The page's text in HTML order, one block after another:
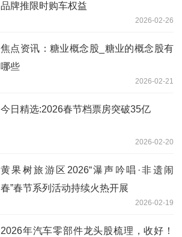
品牌推限时购车权益
2026-02-26
焦点资讯：糖业概念股_糖业的概念股有
哪些
2026-02-21
今日精选:2026春节档票房突破35亿
2026-02-20
黄果树旅游区2026“瀑声吟唱·非遗闹
春”春节系列活动持续火热开展
2026-02-19
2026年汽车零部件龙头股梳理，收好！